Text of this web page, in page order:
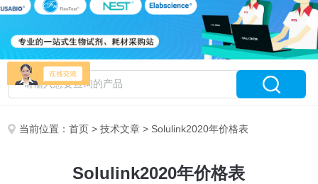
当前位置：首页 >技术文章 > Solulink2020年价格表
Solulink2020年价格表